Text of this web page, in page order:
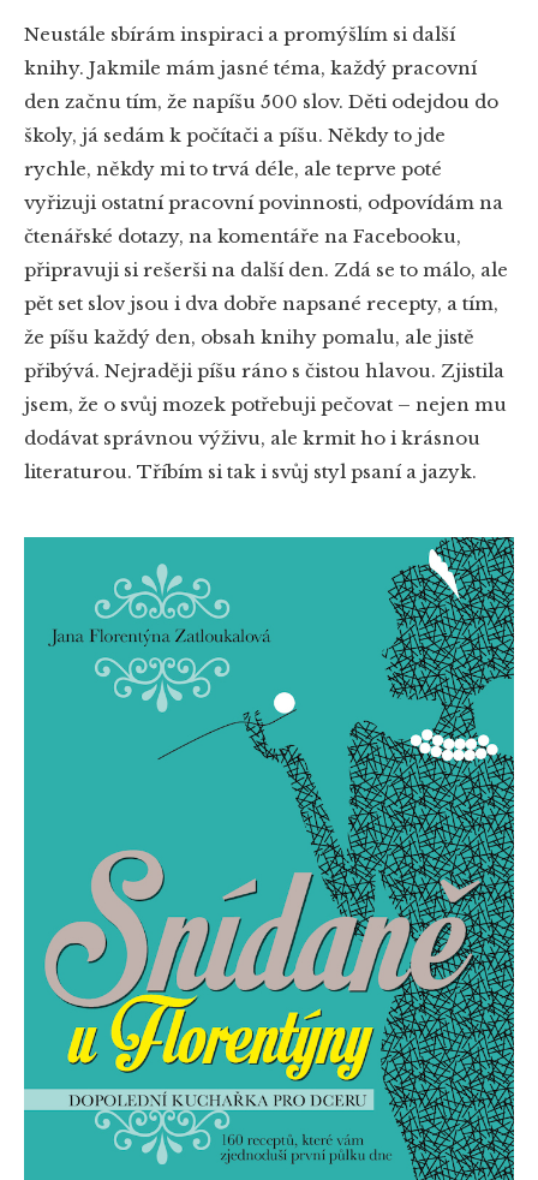
Neustále sbírám inspiraci a promýšlím si další
knihy. Jakmile mám jasné téma, každý pracovní
den začnu tím, že napíšu 500 slov. Děti odejdou do
školy, já sedám k počítači a píšu. Někdy to jde
rychle, někdy mi to trvá déle, ale teprve poté
vyřizuji ostatní pracovní povinnosti, odpovídám na
čtenářské dotazy, na komentáře na Facebooku,
připravuji si rešerši na další den. Zdá se to málo, ale
pět set slov jsou i dva dobře napsané recepty, a tím,
že píšu každý den, obsah knihy pomalu, ale jistě
přibývá. Nejraději píšu ráno s čistou hlavou. Zjistila
jsem, že o svůj mozek potřebuji pečovat – nejen mu
dodávat správnou výživu, ale krmit ho i krásnou
literaturou. Tříbím si tak i svůj styl psaní a jazyk.